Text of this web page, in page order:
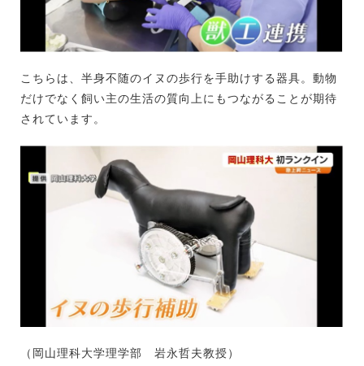
こちらは、半身不随のイヌの歩行を手助けする器具。動物
だけでなく飼い主の生活の質向上にもつながることが期待
されています。
（岡山理科大学理学部 岩永哲夫教授）